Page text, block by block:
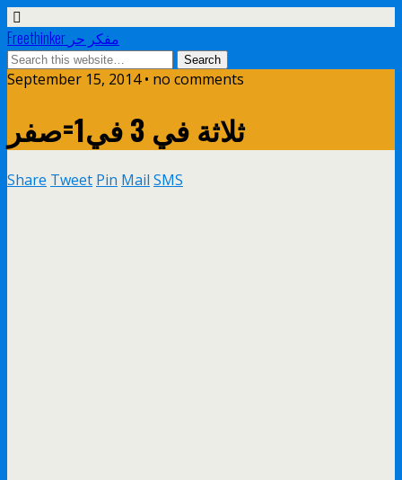
Freethinker مفكر حر
September 15, 2014 • no comments
ثلاثة في 3 في1=صفر
Share Tweet Pin Mail SMS